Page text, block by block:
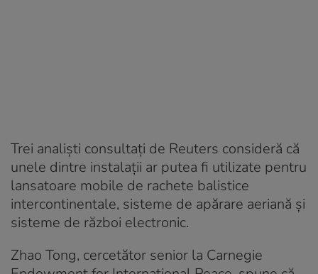
Trei analiști consultați de Reuters consideră că
unele dintre instalații ar putea fi utilizate pentru
lansatoare mobile de rachete balistice
intercontinentale, sisteme de apărare aeriană și
sisteme de război electronic.
Zhao Tong, cercetător senior la Carnegie